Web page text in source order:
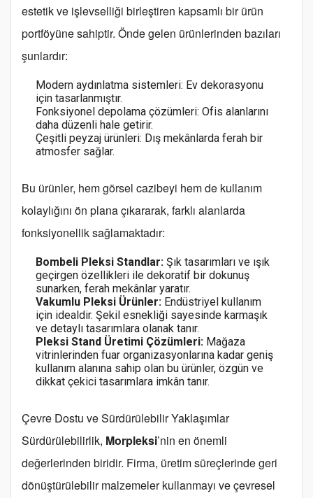
estetik ve işlevselliği birleştiren kapsamlı bir ürün
portföyüne sahiptir. Önde gelen ürünlerinden bazıları
şunlardır:
Modern aydınlatma sistemleri: Ev dekorasyonu
için tasarlanmıştır.
Fonksiyonel depolama çözümleri: Ofis alanlarını
daha düzenli hale getirir.
Çeşitli peyzaj ürünleri: Dış mekânlarda ferah bir
atmosfer sağlar.
Bu ürünler, hem görsel cazibeyi hem de kullanım
kolaylığını ön plana çıkararak, farklı alanlarda
fonksiyonellik sağlamaktadır:
Bombeli Pleksi Standlar: Şık tasarımları ve ışık
geçirgen özellikleri ile dekoratif bir dokunuş
sunarken, ferah mekânlar yaratır.
Vakumlu Pleksi Ürünler: Endüstriyel kullanım
için idealdir. Şekil esnekliği sayesinde karmaşık
ve detaylı tasarımlara olanak tanır.
Pleksi Stand Üretimi Çözümleri: Mağaza
vitrinlerinden fuar organizasyonlarına kadar geniş
kullanım alanına sahip olan bu ürünler, özgün ve
dikkat çekici tasarımlara imkân tanır.
Çevre Dostu ve Sürdürülebilir Yaklaşımlar
Sürdürülebilirlik, Morpleksi’nin en önemli
değerlerinden biridir. Firma, üretim süreçlerinde geri
dönüştürülebilir malzemeler kullanmayı ve çevresel